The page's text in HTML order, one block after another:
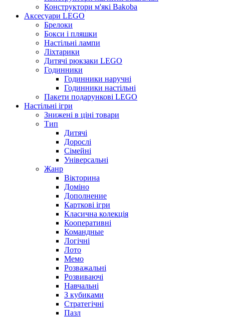
Конструктори м'які Bakoba
Аксесуари LEGO
Брелоки
Бокси і пляшки
Настільні лампи
Ліхтарики
Дитячі рюкзаки LEGO
Годинники
Годинники наручні
Годинники настільні
Пакети подарункові LEGO
Настільні ігри
Знижені в ціні товари
Тип
Дитячі
Дорослі
Сімейні
Універсальні
Жанр
Вікторина
Доміно
Дополнение
Карткові ігри
Класична колекція
Кооперативні
Командные
Логічні
Лото
Мемо
Розважальні
Розвиваючі
Навчальні
З кубиками
Стратегічні
Пазл